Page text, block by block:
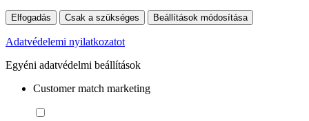
Elfogadás Csak a szükséges Beállítások módosítása
Adatvédelemi nyilatkozatot
Egyéni adatvédelmi beállítások
Customer match marketing